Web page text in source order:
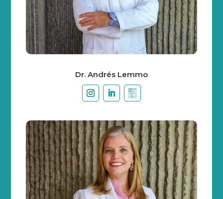
Dr. Andrés Lemmo